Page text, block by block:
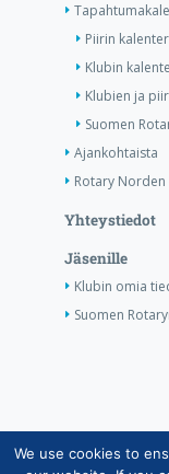
Piirin
Klubin
Klubien ja
Suomen
Ajankohtaista
Rotary Norden
Yhteystiedot
Jäsenille
Klubin omia
Suomen
We use cookies to